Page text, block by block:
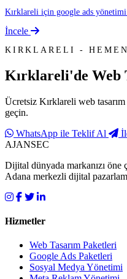
Kırklareli için google ads
İncele
KIRKLARELI -
Kırklareli'de Web
Ücretsiz Kırklareli web
geçin.
WhatsApp ile Teklif Al
AJANSEC
Dijital dünyada markanızı öne
Adana merkezli dijital
Hizmetler
Web Tasarım Paketleri
Google Ads Paketleri
Sosyal Medya Yönetimi